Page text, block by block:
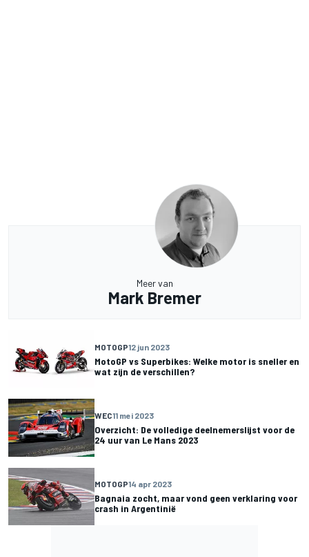
Meer van
Mark Bremer
MOTOGP12 jun 2023
MotoGP vs Superbikes: Welke motor is sneller en
wat zijn de verschillen?
WEC11 mei 2023
Overzicht: De volledige deelnemerslijst voor de
24 uur van Le Mans 2023
MOTOGP14 apr 2023
Bagnaia zocht, maar vond geen verklaring voor
crash in Argentinië